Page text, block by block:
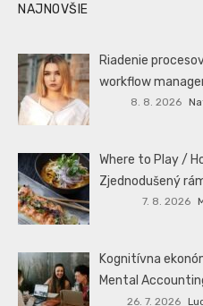
NAJNOVŠIE
Riadenie
workflow
8. 8. 2026
Where to Play /
Zjednodušený
7. 8. 2026
Kognitívna
Mental
26. 7. 2026